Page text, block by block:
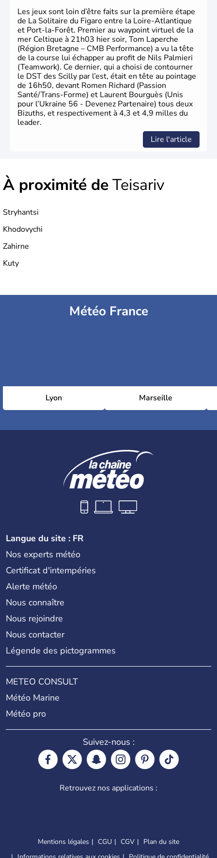
Les jeux sont loin d’être faits sur la première étape
de La Solitaire du Figaro entre la Loire-Atlantique
et Port-la-Forêt. Premier au waypoint virtuel de la
mer Celtique à 21h03 hier soir, Tom Laperche
(Région Bretagne – CMB Performance) a vu la tête
de la course lui échapper au profit de Nils Palmieri
(Teamwork). Ce dernier, qui a choisi de contourner
le DST des Scilly par l’est, était en tête au pointage
de 16h50, devant Romen Richard (Passion
Santé/Trans-Forme) et Laurent Bourguès (Unis
pour l’Ukraine 56 - Devenez Partenaire) tous deux
Bizuths, et respectivement à 4,3 et 4,9 milles du
leader.
Lire l'article
À proximité deTeisariv
Stryhantsi
Khodovychi
Zahirne
Kuty
Météo France
Lyon Marseille
Langue du site : FR
Nos experts météo
Certificat d'intempéries
Alerte météo
Nous connaître
Nous rejoindre
Nous contacter
Légende des pictogrammes
METEO CONSULT
Météo Marine
Météo pro
Suivez-nous :
Retrouvez nos applications :
Mentions légales CGU CGV
Plan du site